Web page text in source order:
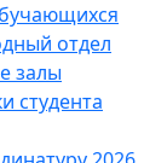
отдел
залы
студента